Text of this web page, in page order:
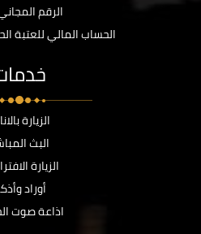
الرقم
الحساب المالي للعتبة
الزيارة
البث
الزيارة
أوراد
اذاعة صوت